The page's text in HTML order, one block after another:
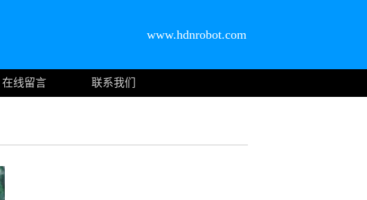
www.hdnrobot.com
在线留言
联系我们